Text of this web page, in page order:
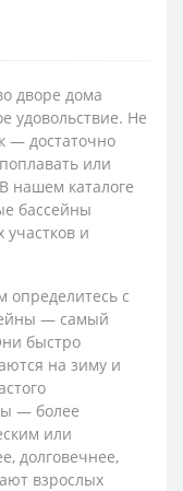
дворе дома
удовольствие. Не
— достаточно
или
нашем каталоге
бассейны
и
с
— самый
быстро
на зиму и
— более
или
долговечнее,
взрослых